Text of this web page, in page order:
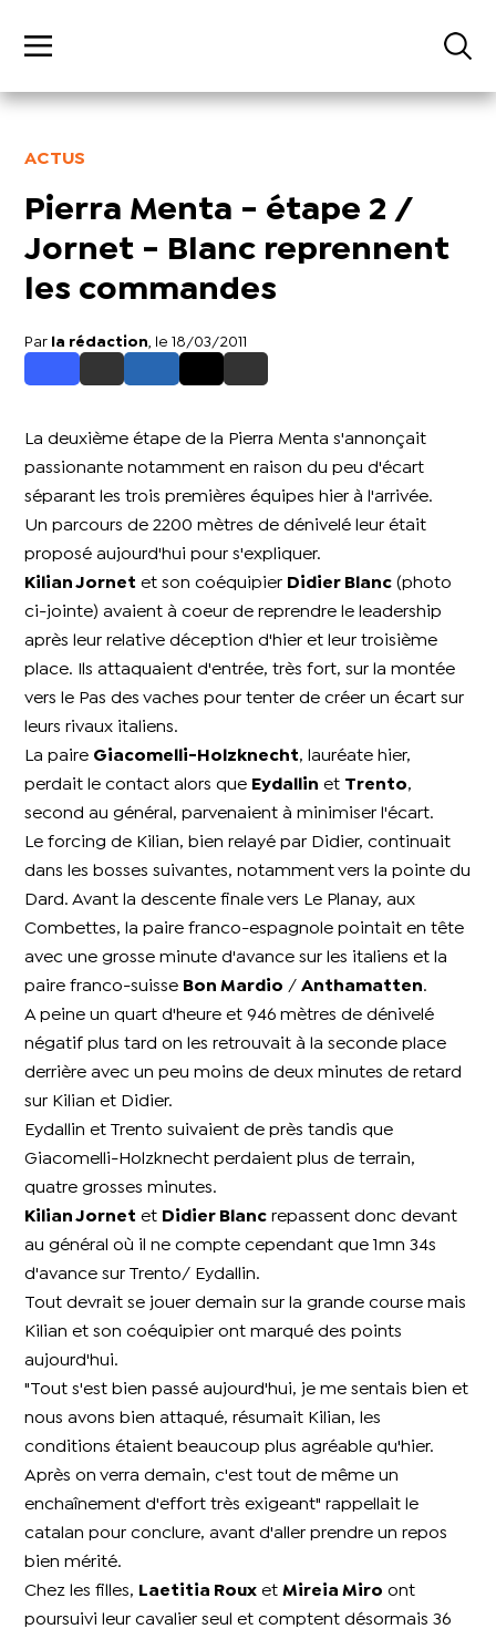
ACTUS
Pierra Menta - étape 2 /
Jornet - Blanc reprennent
les commandes
Par la rédaction , le 18/03/2011
La deuxième étape de la Pierra Menta s'annonçait
passionante notamment en raison du peu d'écart
séparant les trois premières équipes hier à l'arrivée.
Un parcours de 2200 mètres de dénivelé leur était
proposé aujourd'hui pour s'expliquer.
Kilian Jornet et son coéquipier Didier Blanc (photo
ci-jointe) avaient à coeur de reprendre le leadership
après leur relative déception d'hier et leur troisième
place. Ils attaquaient d'entrée, très fort, sur la montée
vers le Pas des vaches pour tenter de créer un écart sur
leurs rivaux italiens.
La paire Giacomelli-Holzknecht, lauréate hier,
perdait le contact alors que Eydallin et Trento,
second au général, parvenaient à minimiser l'écart.
Le forcing de Kilian, bien relayé par Didier, continuait
dans les bosses suivantes, notamment vers la pointe du
Dard. Avant la descente finale vers Le Planay, aux
Combettes, la paire franco-espagnole pointait en tête
avec une grosse minute d'avance sur les italiens et la
paire franco-suisse Bon Mardio /Anthamatten.
A peine un quart d'heure et 946 mètres de dénivelé
négatif plus tard on les retrouvait à la seconde place
derrière avec un peu moins de deux minutes de retard
sur Kilian et Didier.
Eydallin et Trento suivaient de près tandis que
Giacomelli-Holzknecht perdaient plus de terrain,
quatre grosses minutes.
Kilian Jornet et Didier Blanc repassent donc devant
au général où il ne compte cependant que 1mn 34s
d'avance sur Trento/ Eydallin.
Tout devrait se jouer demain sur la grande course mais
Kilian et son coéquipier ont marqué des points
aujourd'hui.
"Tout s'est bien passé aujourd'hui, je me sentais bien et
nous avons bien attaqué, résumait Kilian, les
conditions étaient beaucoup plus agréable qu'hier.
Après on verra demain, c'est tout de même un
enchaînement d'effort très exigeant" rappellait le
catalan pour conclure, avant d'aller prendre un repos
bien mérité.
Chez les filles,
Laetitia Roux etMireia Miro ont
poursuivi leur cavalier seul et comptent désormais 36